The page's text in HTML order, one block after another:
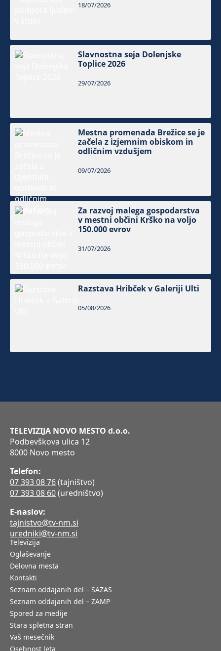
18/07/2026
Slavnostna seja Dolenjske
Toplice 2026
29/07/2026
Mestna promenada Brežice se je
začela z izjemnim obiskom in
odličnim vzdušjem
09/07/2026
Za razvoj malega gospodarstva
v mestni občini Krško na voljo
150.000 evrov
31/07/2026
Razstava Hribček v Galeriji Ulti
05/08/2026
TELEVIZIJA NOVO MESTO d.o.o.
Podbevškova ulica 12
8000 Novo mesto
Telefon:
07 393 08 76(tajništvo)
07 393 08 60(uredništvo)
E-naslov:
tajnistvo@tv-nm.si
uredniki@tv-nm.si
Televizija
Oglaševanje
Delovna mesta
Kontakti
Seznam oddajanih del – SAZAS
Seznam oddajanih del – ZAMP
Spored za medije
Stara spletna stran
Vaš mesečnik
Osebnost leta